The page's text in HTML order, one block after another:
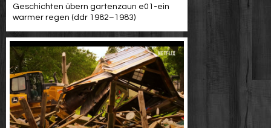
Geschichten übern gartenzaun e01-ein
warmer regen (ddr 1982–1983)